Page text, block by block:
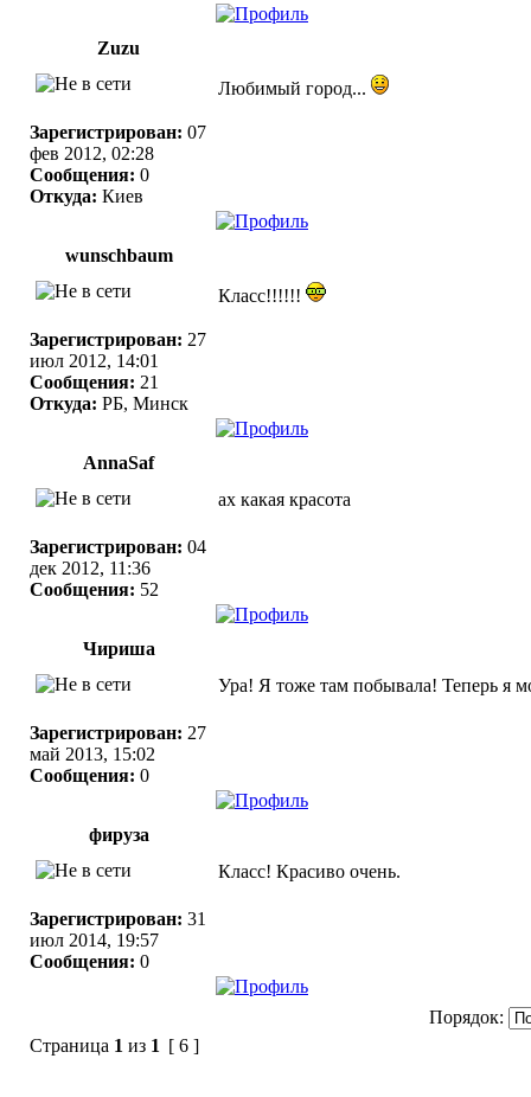
Zuzu
Зарегистрирован: 07
фев 2012, 02:28
Сообщения: 0
Откуда: Киев
Любимый город...
wunschbaum
Зарегистрирован: 27
июл 2012, 14:01
Сообщения: 21
Откуда: РБ, Минск
Класс!!!!!!
AnnaSaf
Зарегистрирован: 04
дек 2012, 11:36
Сообщения: 52
ах какая красота
Чириша
Зарегистрирован: 27
май 2013, 15:02
Сообщения: 0
Ура! Я тоже там побывала! Теперь я
фируза
Зарегистрирован: 31
июл 2014, 19:57
Сообщения: 0
Класс! Красиво очень.
Порядок:
Страница 1 из 1 [ 6 ]